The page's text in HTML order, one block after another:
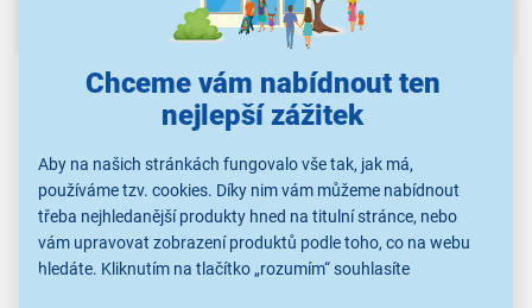
Chceme vám nabídnout ten
nejlepší zážitek
Aby na našich stránkách fungovalo vše tak, jak má,
používáme tzv. cookies. Díky nim vám můžeme nabídnout
třeba nejhledanější produkty hned na titulní stránce, nebo
vám upravovat zobrazení produktů podle toho, co na webu
hledáte. Kliknutím na tlačítko „rozumím“ souhlasíte
Popis